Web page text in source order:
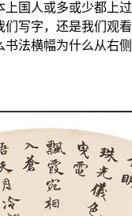
国人或多或少都上过
们写字，还是我们观看
法横幅为什么从右侧